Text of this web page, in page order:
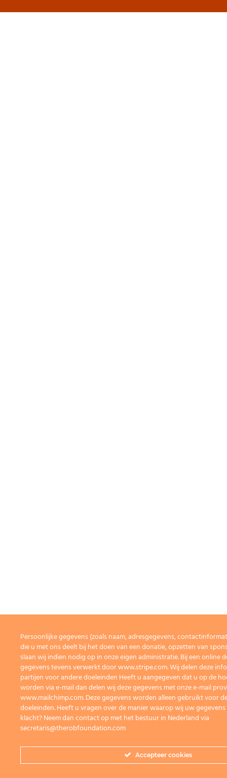
Persoonlijke gegevens (zoals naam, adresgegevens,
die u met ons deelt bij het doen van een donatie, opzetten van
slaan wij indien nodig op in onze eigen administratie. Bij een online
gegevens tevens verwerkt door www.stripe.com. Wij delen deze
partijen voor andere doeleinden Heeft u aangegeven dat u op de
worden via e-mail dan delen wij deze gegevens met onze e-mail
www.mailchimp.com. Deze gegevens worden alleen gebruikt voor
doeleinden. Heeft u vragen over de manier waarop wij uw
klacht? Neem dan contact op met het bestuur in Nederland via
secretaris@therobfoundation.com
Accepteer cookies